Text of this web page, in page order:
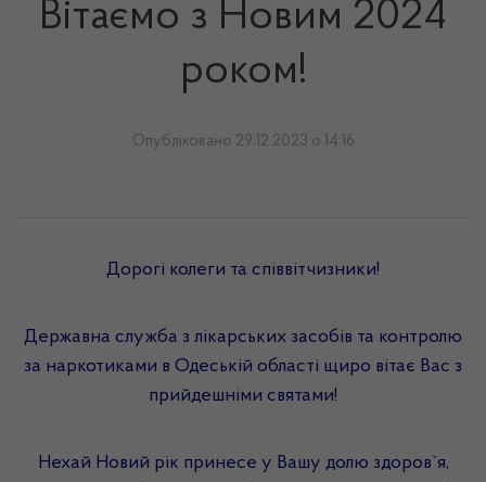
Вітаємо з Новим 2024
роком!
Опубліковано 29.12.2023 о 14:16
Дорогі колеги та співвітчизники!
Державна служба з лікарських засобів та контролю
за наркотиками в Одеській області щиро вітає Вас з
прийдешніми святами!
Нехай Новий рік принесе у Вашу долю здоров`я,